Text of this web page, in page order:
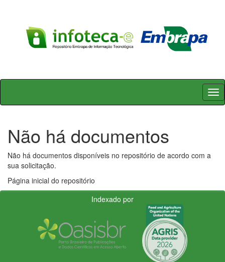
Skip
Não há documentos
Não há documentos disponíveis no repositório de acordo com a
sua solicitação.
Página inicial do repositório
Indexado por